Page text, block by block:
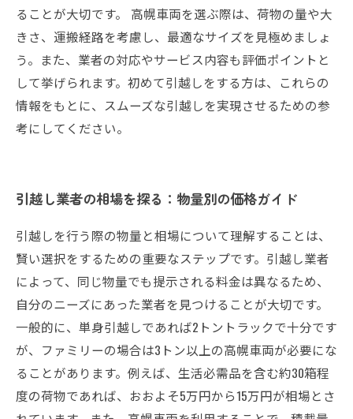
ることが大切です。 高幌車両を選ぶ際は、荷物の量や大
きさ、運搬経路を考慮し、最適なサイズを見極めましょ
う。また、業者の対応やサービス内容も評価ポイントと
して挙げられます。初めて引越しをする方は、これらの
情報をもとに、スムーズな引越しを実現させるための参
考にしてください。
引越し業者の相場を探る：物量別の価格ガイド
引越しを行う際の物量と相場について理解することは、
賢い選択をするための重要なステップです。引越し業者
によって、同じ物量でも提示される料金は異なるため、
自分のニーズにあった業者を見つけることが大切です。
一般的に、単身引越しであれば2トントラックで十分です
が、ファミリーの場合は3トン以上の高幌車両が必要にな
ることがあります。例えば、生活必需品を含む約30箱程
度の荷物であれば、おおよそ5万円から15万円が相場とさ